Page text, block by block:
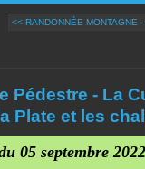
<< RANDONNÉE MONTAGNE -
Pédestre - La
Plate et les
05 septembre 2022